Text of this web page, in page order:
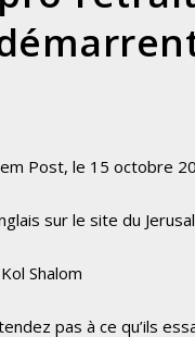
Post, le 15 octobre
sur le site du
Shalom
pas à ce qu’ils